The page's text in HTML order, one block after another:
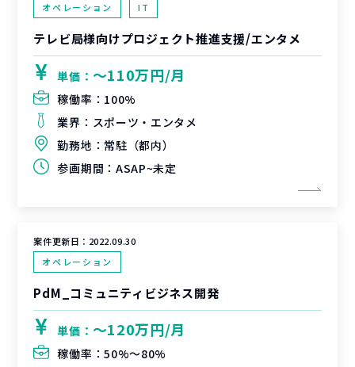
オペレーション
IT
テレビ局様向けプロジェクト推進支援/エンタメ
単価： 〜110万円/月
稼働率： 100%
業界： スポーツ・エンタメ
勤務地： 常駐（都内）
参画期間： ASAP~未定
案件更新日： 2022.09.30
オペレーション
PdM_コミュニティビジネス開発
単価： 〜120万円/月
稼働率：50%〜80%